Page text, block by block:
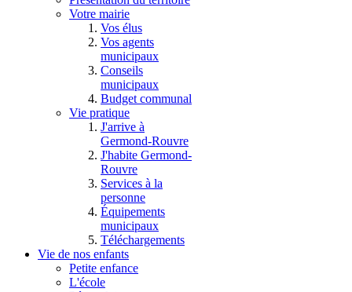
Votre mairie
Vos élus
Vos agents
municipaux
Conseils
municipaux
Budget communal
Vie pratique
J'arrive à
Germond-Rouvre
J'habite Germond-
Rouvre
Services à la
personne
Équipements
municipaux
Téléchargements
Vie de nos enfants
Petite enfance
L'école